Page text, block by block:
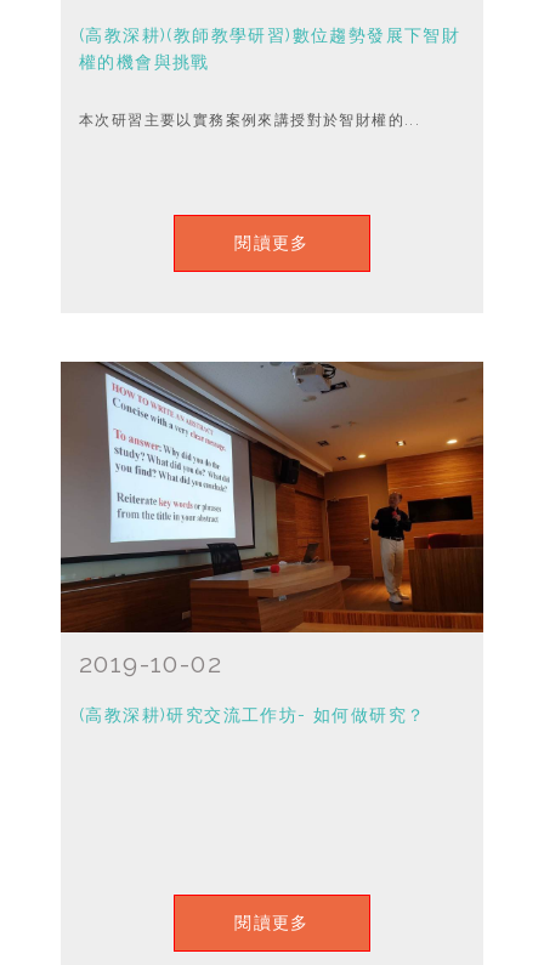
(高教深耕)(教師教學研習)數位趨勢發展下智財
權的機會與挑戰
本次研習主要以實務案例來講授對於智財權的...
閱讀更多
2019-10-02
(高教深耕)研究交流工作坊- 如何做研究？
閱讀更多